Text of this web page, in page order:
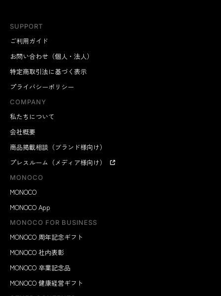
SUPPORT
ご利用ガイド
お問い合わせ（個人・法人）
特定商取引法に基づく表示
プライバシーポリシー
COMPANY
私たちについて
会社概要
商品掲載相談（ブランド様向け）
プレスルーム（メディア様向け）
MONOCO
MONOCO
MONOCO App
MONOCO FOR BUSINESS
MONOCO 周年記念ギフト
MONOCO 社内表彰
MONOCO 卒業記念品
MONOCO 健康経営ギフト